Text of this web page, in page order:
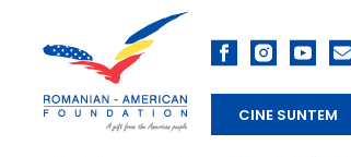
CINE SUNTEM